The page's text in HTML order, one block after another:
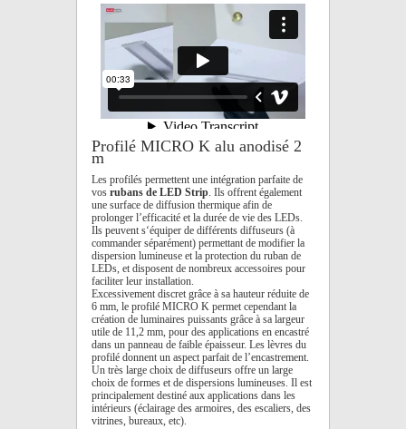
Profilé MICRO K alu anodisé 2
m
Les profilés permettent une intégration parfaite de
vos rubans de LED Strip. Ils offrent également
une surface de diffusion thermique afin de
prolonger l’efficacité et la durée de vie des LEDs.
Ils peuvent s‘équiper de différents diffuseurs (à
commander séparément) permettant de modifier la
dispersion lumineuse et la protection du ruban de
LEDs, et disposent de nombreux accessoires pour
faciliter leur installation.
Excessivement discret grâce à sa hauteur réduite de
6 mm, le profilé MICRO K permet cependant la
création de luminaires puissants grâce à sa largeur
utile de 11,2 mm, pour des applications en encastré
dans un panneau de faible épaisseur. Les lèvres du
profilé donnent un aspect parfait de l’encastrement.
Un très large choix de diffuseurs offre un large
choix de formes et de dispersions lumineuses. Il est
principalement destiné aux applications dans les
intérieurs (éclairage des armoires, des escaliers, des
vitrines, bureaux, etc).